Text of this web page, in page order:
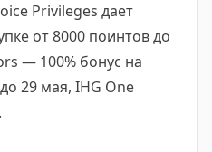
Privileges дает
от 8000 поинтов до
— 100% бонус на
29 мая, IHG One